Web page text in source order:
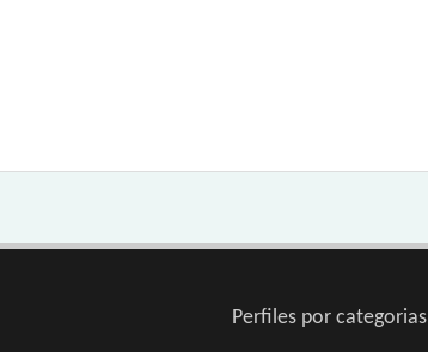
Perfiles por categorias